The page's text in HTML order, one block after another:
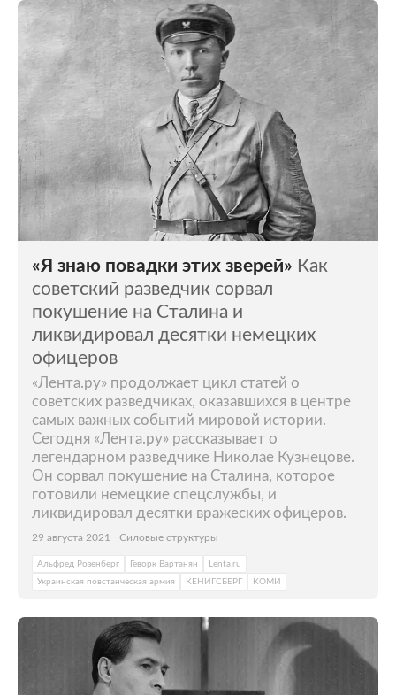
«Я знаю повадки этих зверей» Как
советский разведчик сорвал
покушение на Сталина и
ликвидировал десятки немецких
офицеров
«Лента.ру» продолжает цикл статей о
советских разведчиках, оказавшихся в центре
самых важных событий мировой истории.
Сегодня «Лента.ру» рассказывает о
легендарном разведчике Николае Кузнецове.
Он сорвал покушение на Сталина, которое
готовили немецкие спецслужбы, и
ликвидировал десятки вражеских офицеров.
29 августа 2021 Силовые структуры
Альфред Розенберг Геворк Вартанян
Lenta.ru
Украинская повстанческая армия
КЕНИГСБЕРГ КОМИ